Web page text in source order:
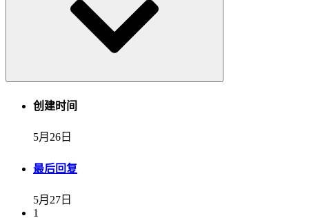
创建时间
5月26日
最后回复
5月27日
1